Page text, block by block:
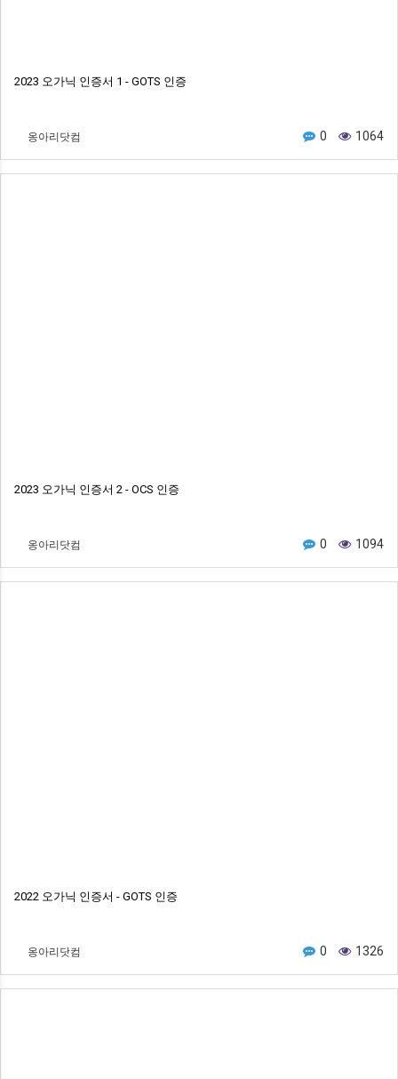
2023 오가닉 인증서 1 - GOTS 인증
옹아리닷컴 0 1064
2023 오가닉 인증서 2 - OCS 인증
옹아리닷컴 0 1094
2022 오가닉 인증서 - GOTS 인증
옹아리닷컴 0 1326